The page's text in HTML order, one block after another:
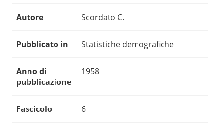
Autore Scordato C.
Pubblicato in Statistiche demografiche
Anno di
pubblicazione
1958
Fascicolo 6